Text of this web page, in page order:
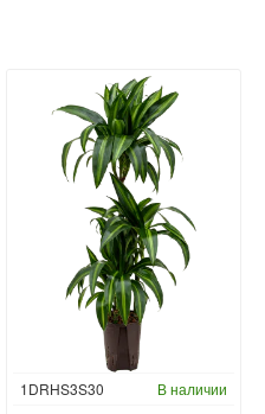
Гидропоника
1DRHS3S30 В наличии